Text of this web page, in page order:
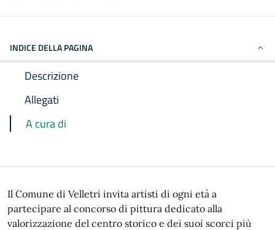
INDICE DELLA PAGINA
Descrizione
Allegati
A cura di
Il Comune di Velletri invita artisti di ogni età a
partecipare al concorso di pittura dedicato alla
valorizzazione del centro storico e dei suoi scorci più